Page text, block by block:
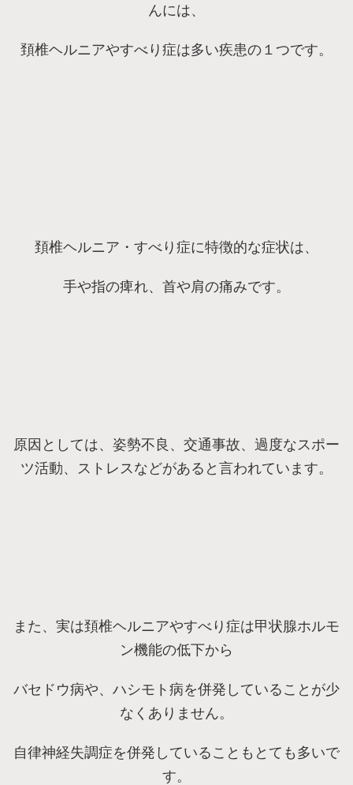
んには、
頚椎ヘルニアやすべり症は多い疾患の１つです。
頚椎ヘルニア・すべり症に特徴的な症状は、
手や指の痺れ、首や肩の痛みです。
原因としては、姿勢不良、交通事故、過度なスポー
ツ活動、ストレスなどがあると言われています。
また、実は頚椎ヘルニアやすべり症は甲状腺ホルモ
ン機能の低下から
バセドウ病や、ハシモト病を併発していることが少
なくありません。
自律神経失調症を併発していることもとても多いで
す。